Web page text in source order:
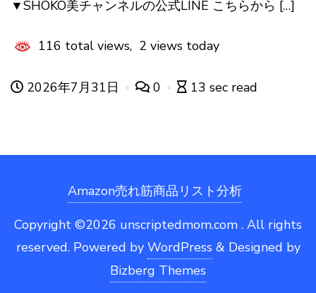
▼SHOKO美チャンネルの公式LINE こちらから […]
116 total views, 2 views today
2026年7月31日 0 13 sec read
Amazon売れ筋商品リスト分析
Copyright ©2026 unscriptedmom.com . All rights
reserved. Powered by WordPress & Designed by
Bizberg Themes